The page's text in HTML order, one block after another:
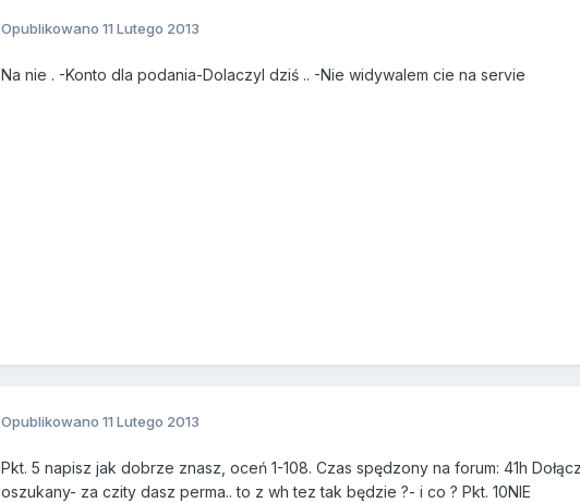
Opublikowano 11 Lutego 2013
Na nie . -Konto dla podania-Dolaczyl dziś .. -Nie widywalem cie na servie
Opublikowano 11 Lutego 2013
Pkt. 5 napisz jak dobrze znasz, oceń 1-108. Czas spędzony na forum: 41h
oszukany- za czity dasz perma.. to z wh tez tak będzie ?- i co ? Pkt. 10NIE